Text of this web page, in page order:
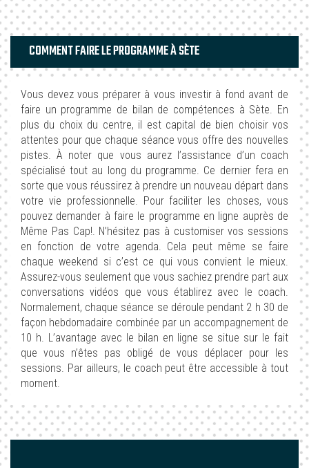
COMMENT FAIRE LE PROGRAMME À SÈTE
Vous devez vous préparer à vous investir à fond avant de
faire un programme de bilan de compétences à Sète. En
plus du choix du centre, il est capital de bien choisir vos
attentes pour que chaque séance vous offre des nouvelles
pistes. À noter que vous aurez l’assistance d’un coach
spécialisé tout au long du programme. Ce dernier fera en
sorte que vous réussirez à prendre un nouveau départ dans
votre vie professionnelle. Pour faciliter les choses, vous
pouvez demander à faire le programme en ligne auprès de
Même Pas Cap!. N’hésitez pas à customiser vos sessions
en fonction de votre agenda. Cela peut même se faire
chaque weekend si c’est ce qui vous convient le mieux.
Assurez-vous seulement que vous sachiez prendre part aux
conversations vidéos que vous établirez avec le coach.
Normalement, chaque séance se déroule pendant 2 h 30 de
façon hebdomadaire combinée par un accompagnement de
10 h. L’avantage avec le bilan en ligne se situe sur le fait
que vous n’êtes pas obligé de vous déplacer pour les
sessions. Par ailleurs, le coach peut être accessible à tout
moment.